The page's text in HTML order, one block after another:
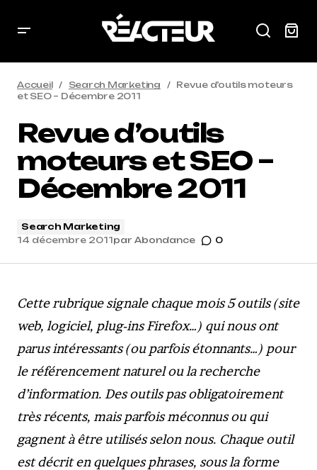
Accueil Search Marketing
Revue d’outils moteurs
et SEO – Décembre 2011
Revue d’outils
moteurs et SEO –
Décembre 2011
Search Marketing
14 décembre 2011par Abondance 0
Cette rubrique signale chaque mois 5 outils (site
web, logiciel, plug-ins Firefox…) qui nous ont
parus intéressants (ou parfois étonnants…) pour
le référencement naturel ou la recherche
d’information. Des outils pas obligatoirement
très récents, mais parfois méconnus ou qui
gagnent à être utilisés selon nous. Chaque outil
est décrit en quelques phrases, sous la forme